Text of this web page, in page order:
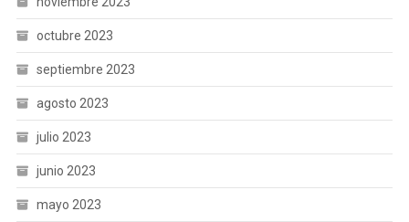
octubre 2023
septiembre 2023
agosto 2023
julio 2023
junio 2023
mayo 2023